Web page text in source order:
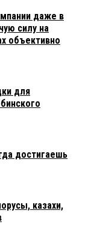
даже в
силу на
объективно
для
достигаешь
казахи,